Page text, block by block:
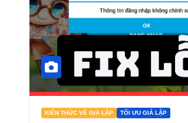
KIẾN THỨC VỀ GIẢ LẬP TỐI ƯU GIẢ LẬP